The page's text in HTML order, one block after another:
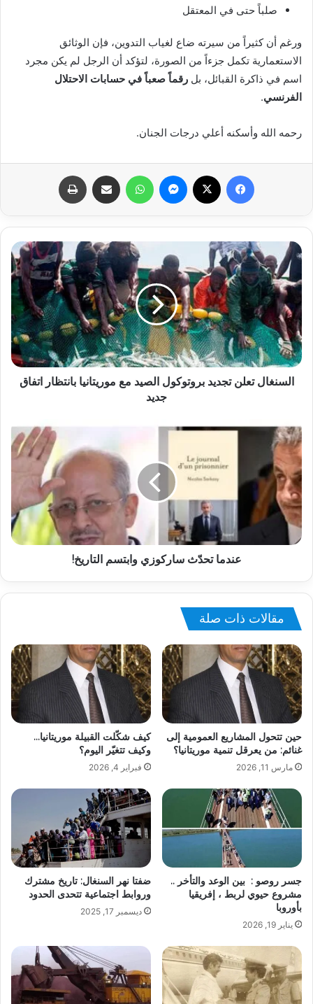
صلباً حتى في المعتقل
ورغم أن كثيراً من سيرته ضاع لغياب التدوين، فإن الوثائق
الاستعمارية تكمل جزءاً من الصورة، لتؤكد أن الرجل لم يكن مجرد
اسم في ذاكرة القبائل، بل رقماً صعباً في حسابات الاحتلال
الفرنسي.
رحمه الله وأسكنه أعلي درجات الجنان.
فيسبوك ماسنجر واتساب مشاركة عبر البريد
السنغال تعلن تجديد بروتوكول الصيد مع موريتانيا بانتظار اتفاق
جديد
عندما تحدّث ساركوزي وابتسم التاريخ!
مقالات ذات صلة
حين تتحول المشاريع العمومية إلى
غنائم: من يعرقل تنمية موريتانيا؟
مارس 11, 2026
كيف شكّلت القبيلة موريتانيا…
وكيف تتغيّر اليوم؟
فبراير 4, 2026
جسر روصو : بين الوعد والتأخر ..
مشروع حيوي لربط ، إفريقيا
بأوروبا
يناير 19, 2026
ضفتا نهر السنغال: تاريخ مشترك
وروابط اجتماعية تتحدى الحدود
ديسمبر 17, 2025